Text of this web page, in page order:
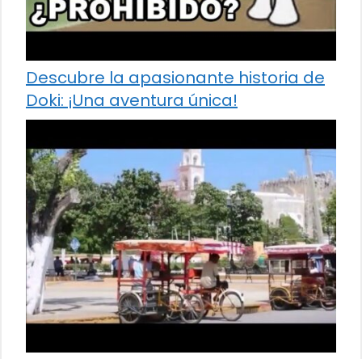
Descubre la apasionante historia de
Doki: ¡Una aventura única!